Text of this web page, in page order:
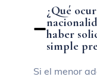
¿Qué
haber
simple
Si el menor